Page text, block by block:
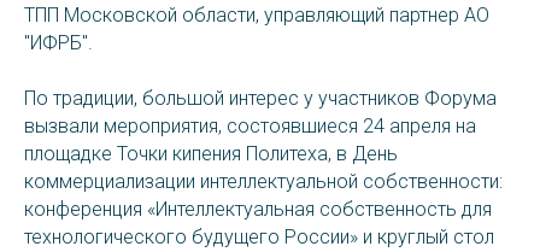
ТПП Московской области, управляющий партнер АО
"ИФРБ".
По традиции, большой интерес у участников Форума
вызвали мероприятия, состоявшиеся 24 апреля на
площадке Точки кипения Политеха, в День
коммерциализации интеллектуальной собственности:
конференция «Интеллектуальная собственность для
технологического будущего России» и круглый стол